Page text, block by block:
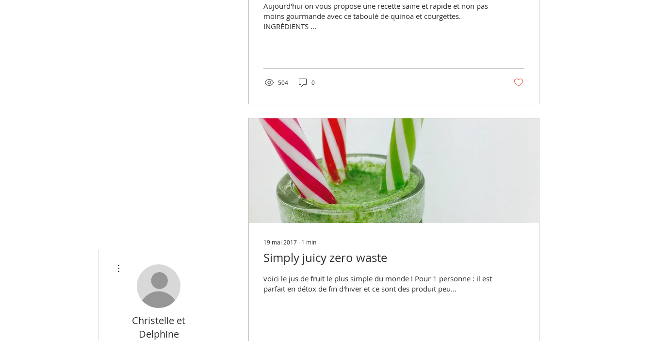
Aujourd'hui on vous propose une recette saine et rapide et non pas
moins gourmande avec ce taboulé de quinoa et courgettes.
INGRÉDIENTS ...
504 0
19 mai 2017 ∙ 1 min
Simply juicy zero waste
voici le jus de fruit le plus simple du monde ! Pour 1 personne : il est
parfait en détox de fin d'hiver et ce sont des produit peu...
Christelle et
Delphine